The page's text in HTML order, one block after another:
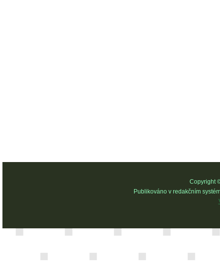
Copyright
Publikováno v redakčním